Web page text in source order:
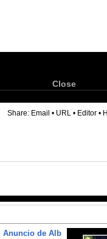
Close
Share: Email • URL • Editor •
Anuncio de Alb